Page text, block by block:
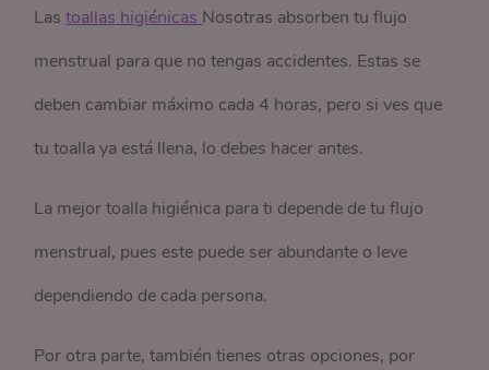
Lastoallas higiénicas Nosotras absorben tu flujo
menstrual para que no tengas accidentes. Estas se
deben cambiar máximo cada 4 horas, pero si ves que
tu toalla ya está llena, lo debes hacer antes.
La mejor toalla higiénica para ti depende de tu flujo
menstrual, pues este puede ser abundante o leve
dependiendo de cada persona.
Por otra parte, también tienes otras opciones, por